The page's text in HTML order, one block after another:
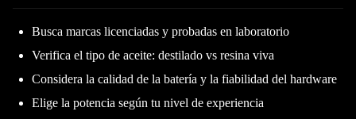
Busca marcas licenciadas y probadas en laboratorio
Verifica el tipo de aceite: destilado vs resina viva
Considera la calidad de la batería y la fiabilidad del hardware
Elige la potencia según tu nivel de experiencia